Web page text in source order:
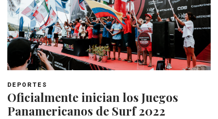
DEPORTES
Oficialmente inician los Juegos
Panamericanos de Surf 2022